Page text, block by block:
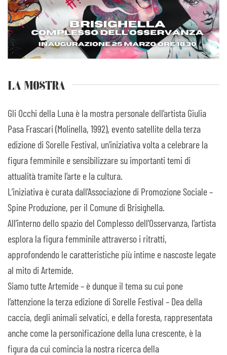
LA MOSTRA
Gli Occhi della Luna è la mostra personale dell’artista Giulia
Pasa Frascari (Molinella, 1992), evento satellite della terza
edizione di Sorelle Festival, un’iniziativa volta a celebrare la
figura femminile e sensibilizzare su importanti temi di
attualità tramite l’arte e la cultura.
L’iniziativa è curata dall’Associazione di Promozione Sociale –
Spine Produzione, per il Comune di Brisighella.
All’interno dello spazio del Complesso dell’Osservanza, l’artista
esplora la figura femminile attraverso i ritratti,
approfondendo le caratteristiche più intime e nascoste legate
al mito di Artemide.
Siamo tutte Artemide – è dunque il tema su cui pone
l’attenzione la terza edizione di Sorelle Festival – Dea della
caccia, degli animali selvatici, e della foresta, rappresentata
anche come la personificazione della luna crescente, è la
figura da cui comincia la nostra ricerca della